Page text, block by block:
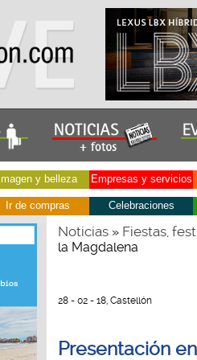
Imagen y belleza Empresas y servicios
Ir de compras Celebraciones
Noticias» Fiestas,
la Magdalena
28 - 02 - 18, Castellón
Presentación